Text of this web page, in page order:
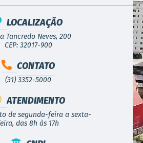
LOCALIZAÇÃO
Tancredo Neves, 200
CEP: 32017-900
CONTATO
(31) 3352-5000
ATENDIMENTO
de segunda-feira a sexta-
das 8h às 17h